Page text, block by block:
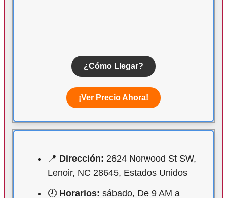
¿Cómo Llegar?
¡Ver Precio Ahora!
📍 Dirección: 2624 Norwood St SW,
Lenoir, NC 28645, Estados Unidos
🕗 Horarios: sábado, De 9 AM a